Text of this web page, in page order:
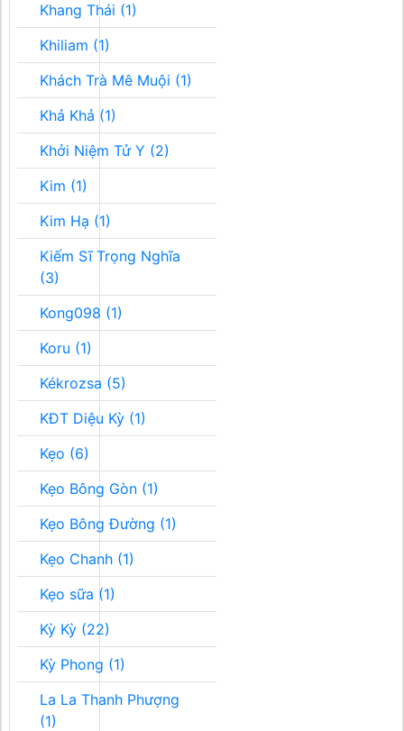
Khang Thái (1)
Khiliam (1)
Khách Trà Mê Muội (1)
Khả Khả (1)
Khởi Niệm Tử Y (2)
Kim (1)
Kim Hạ (1)
Kiếm Sĩ Trọng Nghĩa
(3)
Kong098 (1)
Koru (1)
Kékrozsa (5)
KĐT Diệu Kỳ (1)
Kẹo (6)
Kẹo Bông Gòn (1)
Kẹo Bông Đường (1)
Kẹo Chanh (1)
Kẹo sữa (1)
Kỳ Kỳ (22)
Kỳ Phong (1)
La La Thanh Phượng
(1)